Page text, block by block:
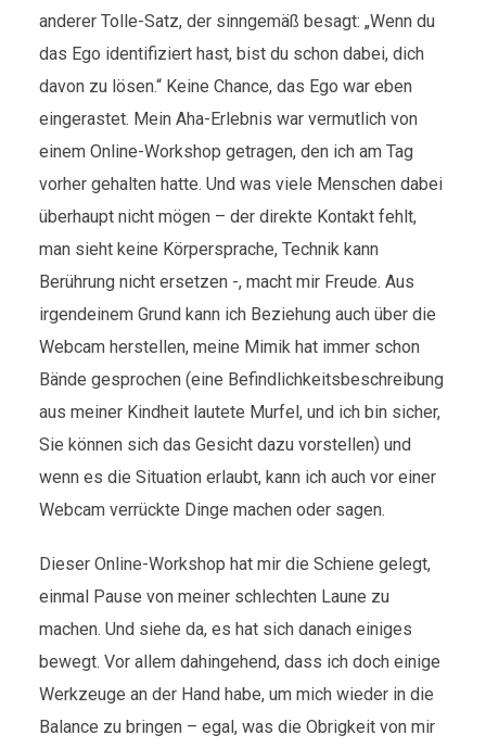
anderer Tolle-Satz, der sinngemäß besagt: „Wenn du
das Ego identifiziert hast, bist du schon dabei, dich
davon zu lösen.“ Keine Chance, das Ego war eben
eingerastet. Mein Aha-Erlebnis war vermutlich von
einem Online-Workshop getragen, den ich am Tag
vorher gehalten hatte. Und was viele Menschen dabei
überhaupt nicht mögen – der direkte Kontakt fehlt,
man sieht keine Körpersprache, Technik kann
Berührung nicht ersetzen -, macht mir Freude. Aus
irgendeinem Grund kann ich Beziehung auch über die
Webcam herstellen, meine Mimik hat immer schon
Bände gesprochen (eine Befindlichkeitsbeschreibung
aus meiner Kindheit lautete Murfel, und ich bin sicher,
Sie können sich das Gesicht dazu vorstellen) und
wenn es die Situation erlaubt, kann ich auch vor einer
Webcam verrückte Dinge machen oder sagen.
Dieser Online-Workshop hat mir die Schiene gelegt,
einmal Pause von meiner schlechten Laune zu
machen. Und siehe da, es hat sich danach einiges
bewegt. Vor allem dahingehend, dass ich doch einige
Werkzeuge an der Hand habe, um mich wieder in die
Balance zu bringen – egal, was die Obrigkeit von mir